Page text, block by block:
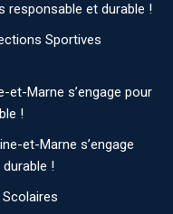
responsable et durable !
Sportives
et-Marne s’engage pour
!
et-Marne s’engage
!